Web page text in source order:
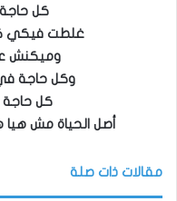
كل
غلطت فيكي
وميكنش
وكل حاجة
كل
أصل الحياة مش هيا
مقالات ذات صلة